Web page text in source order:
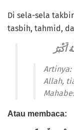
Di sela-sela
tasbih, tahmid,
أَكْبَرُ
Artinya:
Allah,
Atau membaca: